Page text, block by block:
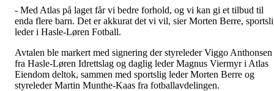
- Med Atlas på laget får vi bedre forhold, og vi kan gi et tilbud til
enda flere barn. Det er akkurat det vi vil, sier Morten Berre,
leder i Hasle-Løren Fotball.
Avtalen ble markert med signering der styreleder Viggo Anthonsen
fra Hasle-Løren Idrettslag og daglig leder Magnus Viermyr i Atlas
Eiendom deltok, sammen med sportslig leder Morten Berre og
styreleder Martin Munthe-Kaas fra fotballavdelingen.